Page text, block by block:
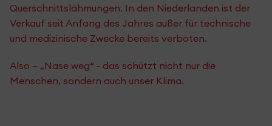
Querschnittslähmungen. In den Niederlanden ist der
Verkauf seit Anfang des Jahres außer für technische
und medizinische Zwecke bereits verboten.
Also – „Nase weg“ - das schützt nicht nur die
Menschen, sondern auch unser Klima.